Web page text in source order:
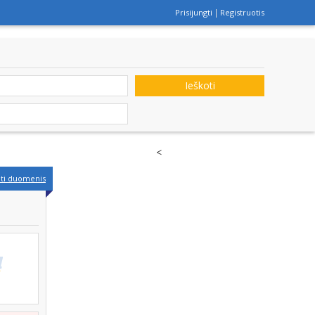
Prisijungti Registruotis
Ieškoti
duomenis
<